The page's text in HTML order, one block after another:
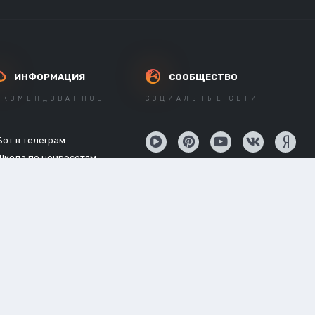
ИНФОРМАЦИЯ
в телеграм
по нейросетям
СООБЩЕСТВО
СОЦИАЛЬНЫЕ СЕТИ